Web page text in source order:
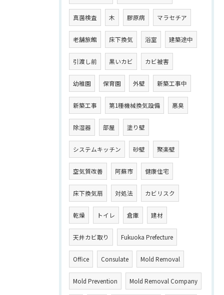
真菌検査 木 膠原病 マラセチア
老舗旅館 床下換気 浴室 建築途中
引渡し前 黒いカビ カビ被害
幼稚園 保育園 外壁 新築工事中
新築工事 第1種機械換気設備 悪臭
除湿器 部屋 塗り壁
システムキッチン 砂壁 聚楽壁
空気質改善 阿蘇市 健康住宅
床下換気扇 対処法 カビリスク
乾燥 トイレ 倉庫 建材
天井カビ取り Fukuoka Prefecture
Office Consulate Mold Removal
Mold Prevention Mold Removal Company